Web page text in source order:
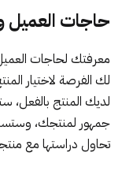
حاجات العميل
معرفتك لحاجات
لك الفرصة لاختيار
لديك المنتج
جمهور لمنتجك،
تحاول دراستها مع